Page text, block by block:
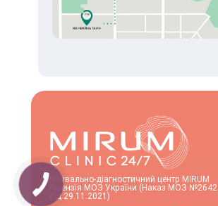
Лікувально-діагностичний центр MIRUM
Ліцензія МОЗ України (Наказ МОЗ №2642
від 29.11.2021)